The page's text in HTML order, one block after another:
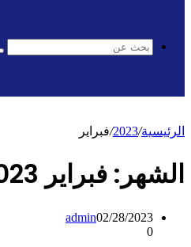
المظلم
الرئيسية/
2023
/فبراير
الشهر: فبراير 2023
admin02/28/2023
0